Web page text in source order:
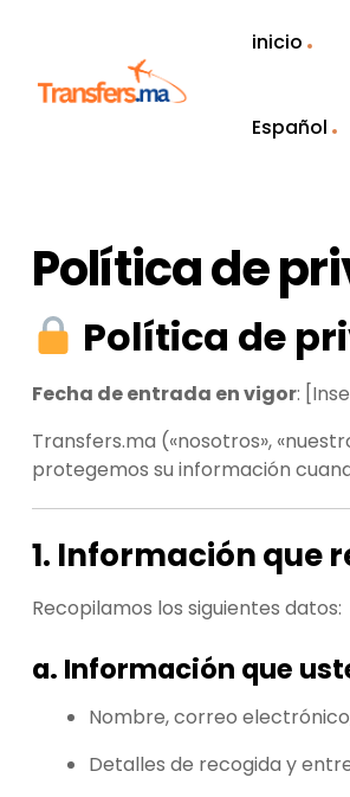
inicio
Español
Política de
Política de
Fecha de entrada en vigor:
Transfers.ma («nosotros»,
protegemos su información
1. Información que
Recopilamos los siguientes datos:
a. Información que
Nombre, correo
Detalles de recogida y